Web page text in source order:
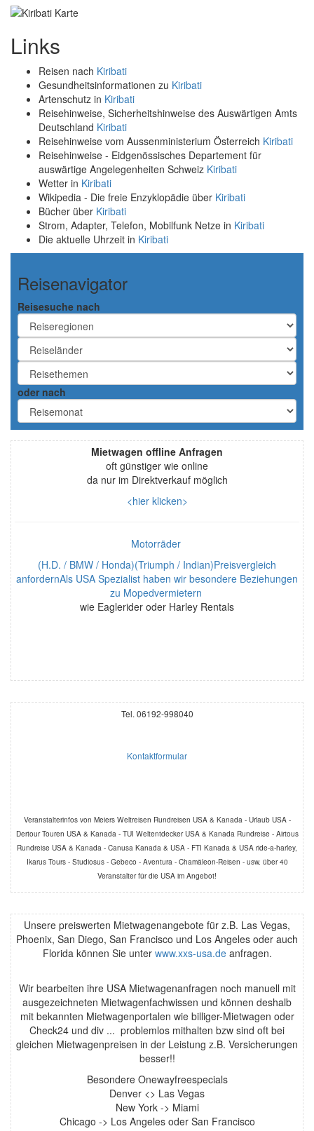
Links
Reisen nach Kiribati
Gesundheitsinformationen zu Kiribati
Artenschutz in Kiribati
Reisehinweise, Sicherheitshinweise des Auswärtigen Amts
Deutschland Kiribati
Reisehinweise vom Aussenministerium Österreich Kiribati
Reisehinweise - Eidgenössisches Departement für
auswärtige Angelegenheiten Schweiz Kiribati
Wetter in Kiribati
Wikipedia - Die freie Enzyklopädie über Kiribati
Bücher über Kiribati
Strom, Adapter, Telefon, Mobilfunk Netze in Kiribati
Die aktuelle Uhrzeit in Kiribati
Reisenavigator
Reisesuche nach
oder nach
Mietwagen offline Anfragen
oft günstiger wie online
da nur im Direktverkauf möglich
<hier klicken>
Motorräder
(H.D. / BMW / Honda)(Triumph / Indian)Preisvergleich
anfordernAls USA Spezialist haben wir besondere Beziehungen
zu Mopedvermietern
wie Eaglerider oder Harley Rentals
Tel. 06192-998040
Kontaktformular
Veranstalterinfos von Meiers Weltreisen Rundreisen USA & Kanada - Urlaub USA -
Dertour Touren USA & Kanada - TUI Weltentdecker USA & Kanada Rundreise - Airtous
Rundreise USA & Kanada - Canusa Kanada & USA - FTI Kanada & USA ride-a-harley,
Ikarus Tours - Studiosus - Gebeco - Aventura - Chamäleon-Reisen - usw. über 40
Veranstalter für die USA im Angebot!
Unsere preiswerten Mietwagenangebote für z.B. Las Vegas,
Phoenix, San Diego, San Francisco und Los Angeles oder auch
Florida können Sie unter www.xxs-usa.deanfragen.
Wir bearbeiten ihre USA Mietwagenanfragen noch manuell mit
ausgezeichneten Mietwagenfachwissen und können deshalb
mit bekannten Mietwagenportalen wie billiger-Mietwagen oder
Check24 und div ... problemlos mithalten bzw sind oft bei
gleichen Mietwagenpreisen in der Leistung z.B. Versicherungen
besser!!
Besondere Onewayfreespecials
Denver <> Las Vegas
New York -> Miami
Chicago -> Los Angeles oder San Francisco